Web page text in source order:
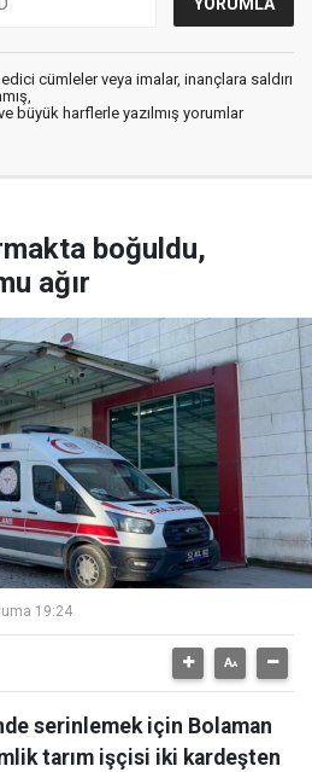
cümleler veya imalar, inançlara saldırı
büyük harflerle yazılmış yorumlar
boğuldu,
ağır
19:24
serinlemek için Bolaman
tarım işçisi iki kardeşten